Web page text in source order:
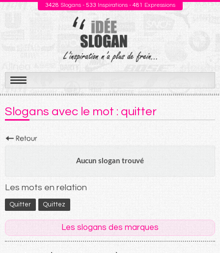
3428 Slogans - 533 Inspirations - 481 Expressions
Aller
au
contenu
Slogans avec le mot : quitter
Aucun slogan trouvé
Les mots en relation
Quitter Quittez
Les slogans des marques